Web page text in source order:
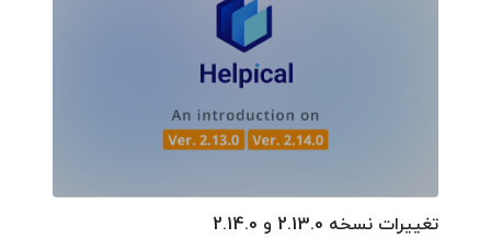
تغییرات نسخه 2.13.0 و 2.14.0